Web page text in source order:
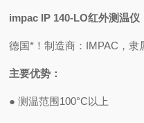
impac IP 140-LO红外测温仪
德国*！制造商：IMPAC，隶
主要优势：
●测温范围 100°C 以上